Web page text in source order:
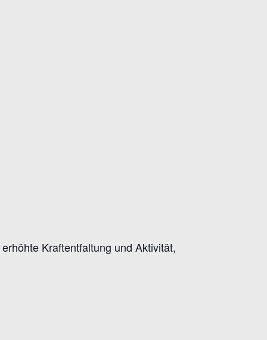
Kraftentfaltung und Aktivität,